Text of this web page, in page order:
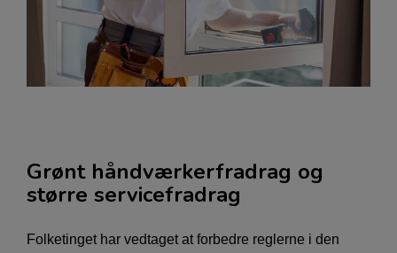
Grønt håndværkerfradrag og
større servicefradrag
Folketinget har vedtaget at forbedre reglerne i den